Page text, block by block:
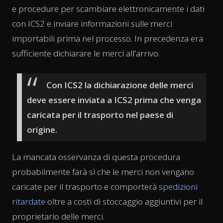
e procedure per scambiare elettronicamente i dati
con ICS2 e inviare informazioni sulle merci
importabili prima nel processo. In precedenza era
sufficiente dichiarare le merci all'arrivo.
Con ICS2 la dichiarazione delle merci
deve essere inviata a ICS2 prima che venga
caricata per il trasporto nel paese di
origine.
La mancata osservanza di questa procedura
probabilmente farà sì che le merci non vengano
caricate per il trasporto e comporterà spedizioni
ritardate oltre a costi di stoccaggio aggiuntivi per il
proprietario delle merci.